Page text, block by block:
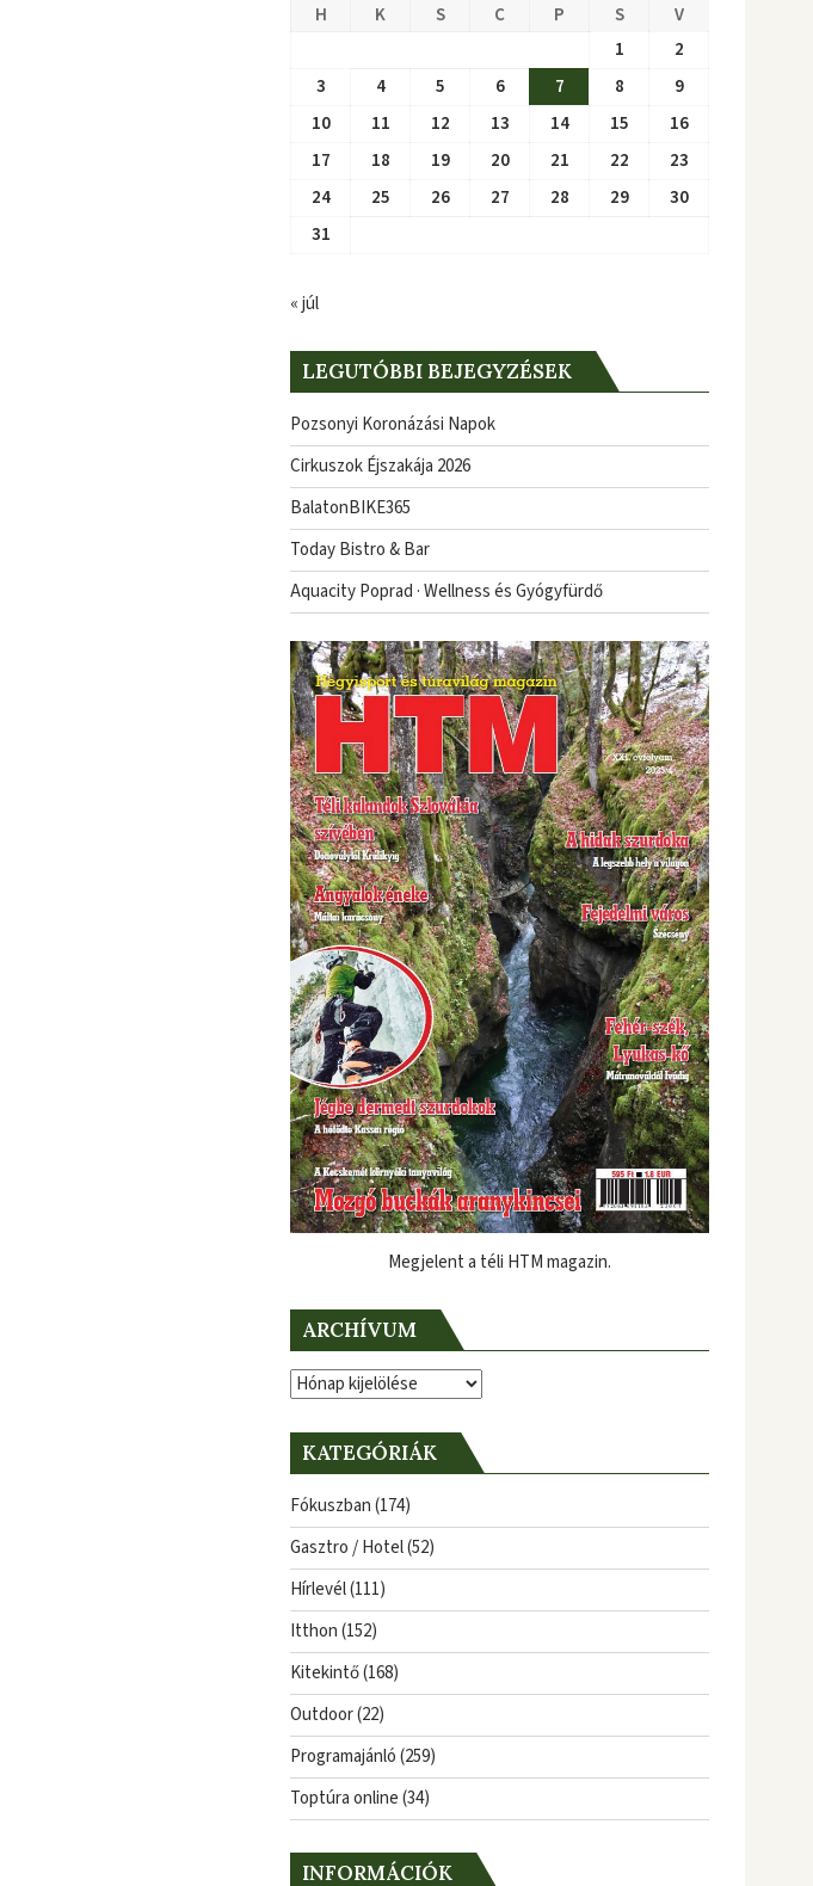
H K S C P S
V
1
2
3
4 5 6 7 8
9
10
11 12 13 14 15
16
17
18 19 20 21 22
23
24
25 26 27 28 29
30
31
« júl
LEGUTÓBBI BEJEGYZÉSEK
Pozsonyi Koronázási Napok
Cirkuszok Éjszakája 2026
BalatonBIKE365
Today Bistro & Bar
Aquacity Poprad · Wellness és Gyógyfürdő
Megjelent a téli HTM magazin.
ARCHÍVUM
Archívum
KATEGÓRIÁK
Fókuszban(174)
Gasztro / Hotel(52)
Hírlevél(111)
Itthon(152)
Kitekintő(168)
Outdoor(22)
Programajánló(259)
Toptúra online(34)
INFORMÁCIÓK